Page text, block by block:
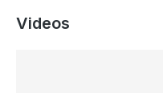
Videos